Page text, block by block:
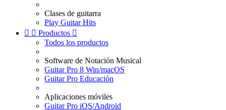
Clases de guitarra
Play Guitar Hits
  Productos 
Todos los productos
Software de Notación Musical
Guitar Pro 8 Win/macOS
Guitar Pro Educación
Aplicaciones móviles
Guitar Pro iOS/Android